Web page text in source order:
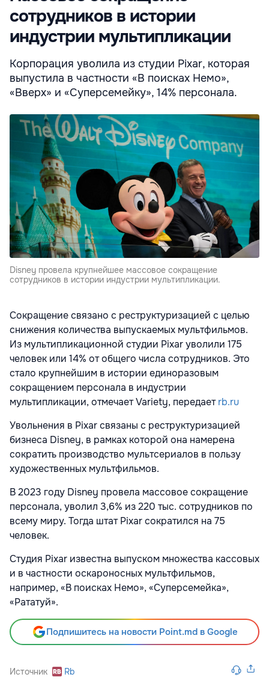
сотрудников в истории
индустрии мультипликации
Корпорация уволила из студии Pixar, которая
выпустила в частности «В поисках Немо»,
«Вверх» и «Суперсемейку», 14% персонала.
Disney провела крупнейшее массовое сокращение
сотрудников в истории индустрии мультипликации.
Сокращение связано с реструктуризацией с целью
снижения количества выпускаемых мультфильмов.
Из мультипликационной студии Pixar уволили 175
человек или 14% от общего числа сотрудников. Это
стало крупнейшим в истории единоразовым
сокращением персонала в индустрии
мультипликации, отмечает Variety, передаетrb.ru
Увольнения в Pixar связаны с реструктуризацией
бизнеса Disney, в рамках которой она намерена
сократить производство мультсериалов в пользу
художественных мультфильмов.
В 2023 году Disney провела массовое сокращение
персонала, уволил 3,6% из 220 тыс. сотрудников по
всему миру. Тогда штат Pixar сократился на 75
человек.
Студия Pixar известна выпуском множества кассовых
и в частности оскароносных мультфильмов,
например, «В поисках Немо», «Суперсемейка»,
«Рататуй».
Подпишитесь на новости Point.md в Google
Источник Rb